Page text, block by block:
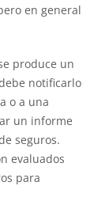
en general
produce un
notificarlo
o a una
un informe
seguros.
evaluados
para